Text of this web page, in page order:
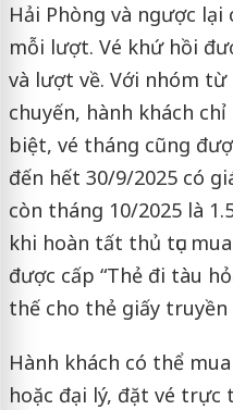
Hải Phòng và ngược lại
mỗi lượt. Vé khứ hồi
và lượt về. Với nhóm
chuyến, hành khách
biệt, vé tháng cũng
đến hết 30/9/2025 có
còn tháng 10/2025 là
khi hoàn tất thủ tục
được cấp “Thẻ đi tàu
thế cho thẻ giấy truyền
Hành khách có thể
hoặc đại lý, đặt vé trực